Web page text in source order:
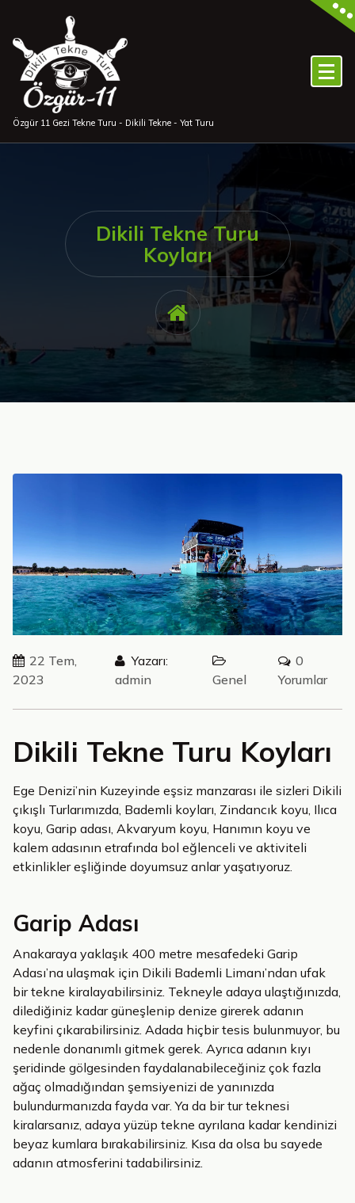
Özgür 11 Gezi Tekne Turu - Dikili Tekne - Yat Turu
Dikili Tekne Turu
Koyları
22 Tem,
2023
Yazarı:
admin
Genel
0
Yorumlar
Dikili Tekne Turu Koyları
Ege Denizi’nin Kuzeyinde eşsiz manzarası ile sizleri Dikili
çıkışlı Turlarımızda, Bademli koyları, Zindancık koyu, Ilıca
koyu, Garip adası, Akvaryum koyu, Hanımın koyu ve
kalem adasının etrafında bol eğlenceli ve aktiviteli
etkinlikler eşliğinde doyumsuz anlar yaşatıyoruz.
Garip Adası
Anakaraya yaklaşık 400 metre mesafedeki Garip
Adası’na ulaşmak için Dikili Bademli Limanı’ndan ufak
bir tekne kiralayabilirsiniz. Tekneyle adaya ulaştığınızda,
dilediğiniz kadar güneşlenip denize girerek adanın
keyfini çıkarabilirsiniz. Adada hiçbir tesis bulunmuyor, bu
nedenle donanımlı gitmek gerek. Ayrıca adanın kıyı
şeridinde gölgesinden faydalanabileceğiniz çok fazla
ağaç olmadığından şemsiyenizi de yanınızda
bulundurmanızda fayda var. Ya da bir tur teknesi
kiralarsanız, adaya yüzüp tekne ayrılana kadar kendinizi
beyaz kumlara bırakabilirsiniz. Kısa da olsa bu sayede
adanın atmosferini tadabilirsiniz.